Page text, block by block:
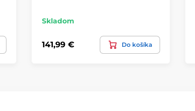
Skladom
141,99 € Do košíka